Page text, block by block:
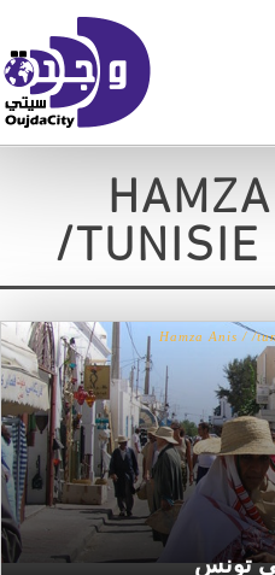
/TUNISIE
Hamza Anis / /